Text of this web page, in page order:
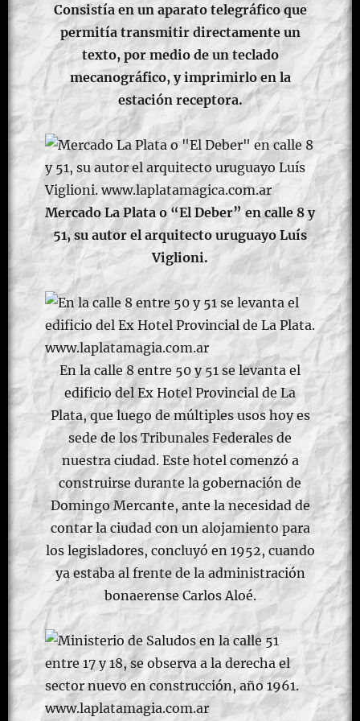
Consistía en un aparato telegráfico que
permitía transmitir directamente un
texto, por medio de un teclado
mecanográfico, y imprimirlo en la
estación receptora.
Mercado La Plata o “El Deber” en calle 8 y
51, su autor el arquitecto uruguayo Luís
Viglioni.
En la calle 8 entre 50 y 51 se levanta el
edificio del Ex Hotel Provincial de La
Plata, que luego de múltiples usos hoy es
sede de los Tribunales Federales de
nuestra ciudad. Este hotel comenzó a
construirse durante la gobernación de
Domingo Mercante, ante la necesidad de
contar la ciudad con un alojamiento para
los legisladores, concluyó en 1952, cuando
ya estaba al frente de la administración
bonaerense Carlos Aloé.